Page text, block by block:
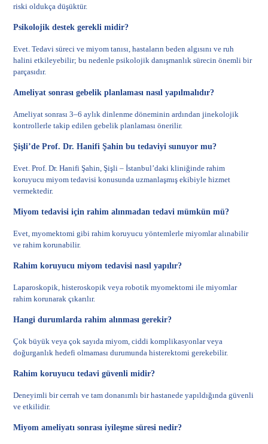
riski oldukça düşüktür.
Psikolojik destek gerekli midir?
Evet. Tedavi süreci ve miyom tanısı, hastaların beden algısını ve ruh
halini etkileyebilir; bu nedenle psikolojik danışmanlık sürecin önemli bir
parçasıdır.
Ameliyat sonrası gebelik planlaması nasıl yapılmalıdır?
Ameliyat sonrası 3–6 aylık dinlenme döneminin ardından jinekolojik
kontrollerle takip edilen gebelik planlaması önerilir.
Şişli’de Prof. Dr. Hanifi Şahin bu tedaviyi sunuyor mu?
Evet. Prof. Dr. Hanifi Şahin, Şişli – İstanbul’daki kliniğinde rahim
koruyucu miyom tedavisi konusunda uzmanlaşmış ekibiyle hizmet
vermektedir.
Miyom tedavisi için rahim alınmadan tedavi mümkün mü?
Evet, myomektomi gibi rahim koruyucu yöntemlerle miyomlar alınabilir
ve rahim korunabilir.
Rahim koruyucu miyom tedavisi nasıl yapılır?
Laparoskopik, histeroskopik veya robotik myomektomi ile miyomlar
rahim korunarak çıkarılır.
Hangi durumlarda rahim alınması gerekir?
Çok büyük veya çok sayıda miyom, ciddi komplikasyonlar veya
doğurganlık hedefi olmaması durumunda histerektomi gerekebilir.
Rahim koruyucu tedavi güvenli midir?
Deneyimli bir cerrah ve tam donanımlı bir hastanede yapıldığında güvenli
ve etkilidir.
Miyom ameliyatı sonrası iyileşme süresi nedir?